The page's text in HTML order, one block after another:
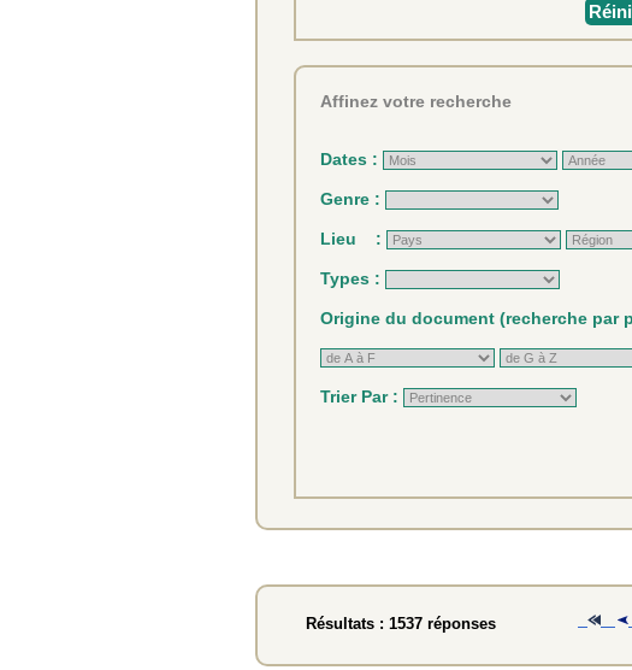
Affinez votre recherche
Dates :
Genre :
Lieu :
Types :
Origine du document (recherche par
Trier Par :
Résultats : 1537 réponses